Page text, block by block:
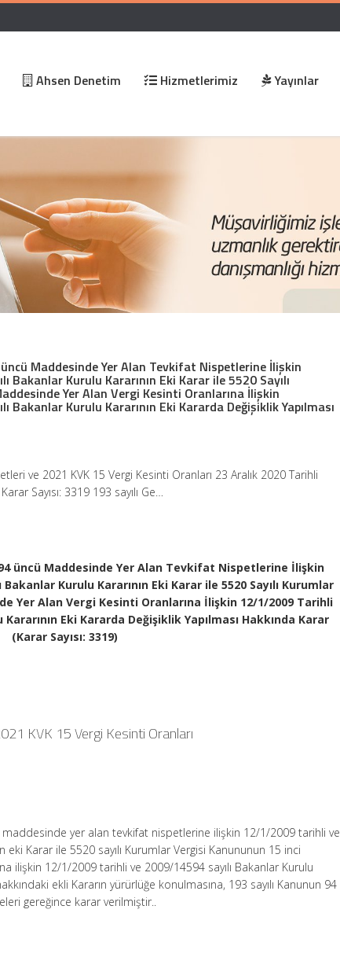
Ahsen Denetim Hizmetlerimiz Yayınlar
Maddesinde Yer Alan Tevkifat Nispetlerine İlişkin
Kurulu Kararının Eki Karar ile 5520 Sayılı
Yer Alan Vergi Kesinti Oranlarına İlişkin
Kurulu Kararının Eki Kararda Değişiklik Yapılması
ve 2021 KVK 15 Vergi Kesinti Oranları 23 Aralık 2020 Tarihli
Sayısı: 3319 193 sayılı Ge…
94 üncü Maddesinde Yer Alan Tevkifat Nispetlerine İlişkin
Kurulu Kararının Eki Karar ile 5520 Sayılı Kurumlar
Yer Alan Vergi Kesinti Oranlarına İlişkin 12/1/2009 Tarihli
Eki Kararda Değişiklik Yapılması Hakkında Karar
(Karar Sayısı: 3319)
KVK 15 Vergi Kesinti Oranları
maddesinde yer alan tevkifat nispetlerine ilişkin 12/1/2009 tarihli ve
eki Karar ile 5520 sayılı Kurumlar Vergisi Kanununun 15 inci
ilişkin 12/1/2009 tarihli ve 2009/14594 sayılı Bakanlar Kurulu
ekli Kararın yürürlüğe konulmasına, 193 sayılı Kanunun 94
gereğince karar verilmiştir..